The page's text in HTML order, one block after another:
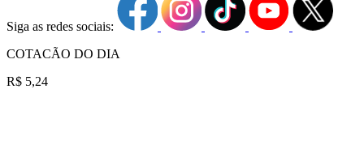
Siga as redes sociais:
COTACÃO DO DIA
R$ 5,24